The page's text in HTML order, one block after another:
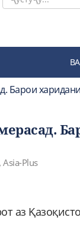
Барои
Plus
аз